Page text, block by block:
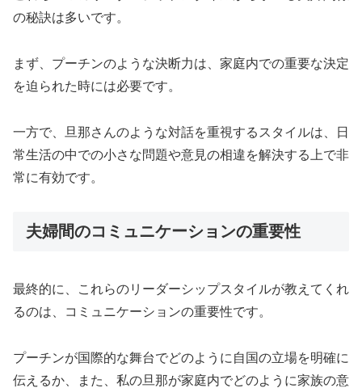
の秘訣は多いです。
まず、プーチンのような決断力は、家庭内での重要な決定
を迫られた時には必要です。
一方で、旦那さんのような対話を重視するスタイルは、日
常生活の中での小さな問題や意見の相違を解決する上で非
常に有効です。
夫婦間のコミュニケーションの重要性
最終的に、これらのリーダーシップスタイルが教えてくれ
るのは、コミュニケーションの重要性です。
プーチンが国際的な舞台でどのように自国の立場を明確に
伝えるか、また、私の旦那が家庭内でどのように家族の意